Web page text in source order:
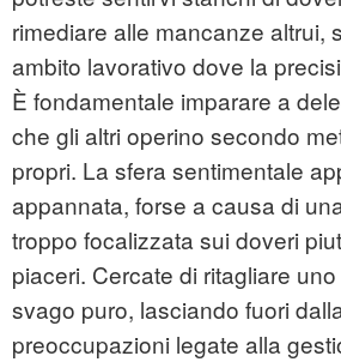
rimediare alle mancanze altrui,
ambito lavorativo dove la
È fondamentale imparare a
che gli altri operino secondo
propri. La sfera sentimentale
appannata, forse a causa di
troppo focalizzata sui doveri
piaceri. Cercate di ritagliare
svago puro, lasciando fuori
preoccupazioni legate alla